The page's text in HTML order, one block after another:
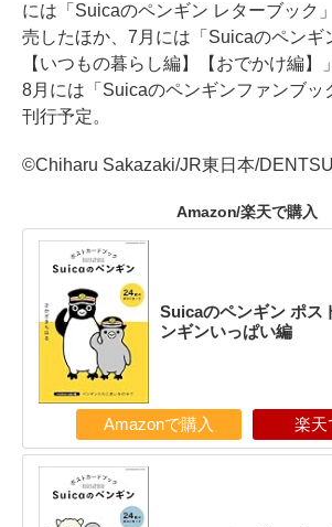
には「Suicaのペンギン レターブック
売したほか、7月には「Suicaのペンギ
【いつもの暮らし編】【おでかけ編】
8月には「Suicaのペンギンファンブッ
刊行予定。
©Chiharu Sakazaki/JR東日本/DENTSU
Amazon/楽天で購入
Suicaのペンギン ポス
ンギンいっぱい編
Amazonで購入 楽天